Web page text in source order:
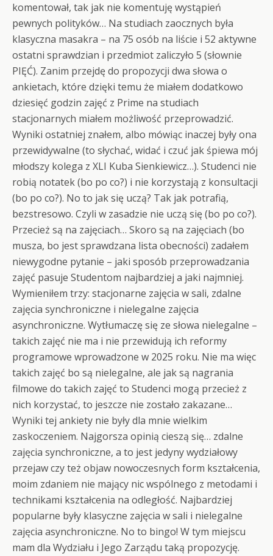
komentował, tak jak nie komentuję wystąpień
pewnych polityków… Na studiach zaocznych była
klasyczna masakra – na 75 osób na liście i 52 aktywne
ostatni sprawdzian i przedmiot zaliczyło 5 (słownie
PIĘĆ). Zanim przejdę do propozycji dwa słowa o
ankietach, które dzięki temu że miałem dodatkowo
dziesięć godzin zajęć z Prime na studiach
stacjonarnych miałem możliwość przeprowadzić.
Wyniki ostatniej znałem, albo mówiąc inaczej były ona
przewidywalne (to słychać, widać i czuć jak śpiewa mój
młodszy kolega z XLI Kuba Sienkiewicz…). Studenci nie
robią notatek (bo po co?) i nie korzystają z konsultacji
(bo po co?). No to jak się uczą? Tak jak potrafią,
bezstresowo. Czyli w zasadzie nie uczą się (bo po co?).
Przecież są na zajęciach… Skoro są na zajęciach (bo
musza, bo jest sprawdzana lista obecności) zadałem
niewygodne pytanie – jaki sposób przeprowadzania
zajęć pasuje Studentom najbardziej a jaki najmniej.
Wymieniłem trzy: stacjonarne zajęcia w sali, zdalne
zajęcia synchroniczne i nielegalne zajęcia
asynchroniczne. Wytłumaczę się ze słowa nielegalne –
takich zajęć nie ma i nie przewidują ich reformy
programowe wprowadzone w 2025 roku. Nie ma więc
takich zajęć bo są nielegalne, ale jak są nagrania
filmowe do takich zajęć to Studenci mogą przecież z
nich korzystać, to jeszcze nie zostało zakazane…
Wyniki tej ankiety nie były dla mnie wielkim
zaskoczeniem. Najgorsza opinią cieszą się… zdalne
zajęcia synchroniczne, a to jest jedyny wydziałowy
przejaw czy też objaw nowoczesnych form kształcenia,
moim zdaniem nie mający nic wspólnego z metodami i
technikami kształcenia na odległość. Najbardziej
popularne były klasyczne zajęcia w sali i nielegalne
zajęcia asynchroniczne. No to bingo! W tym miejscu
mam dla Wydziału i Jego Zarządu taką propozycję.